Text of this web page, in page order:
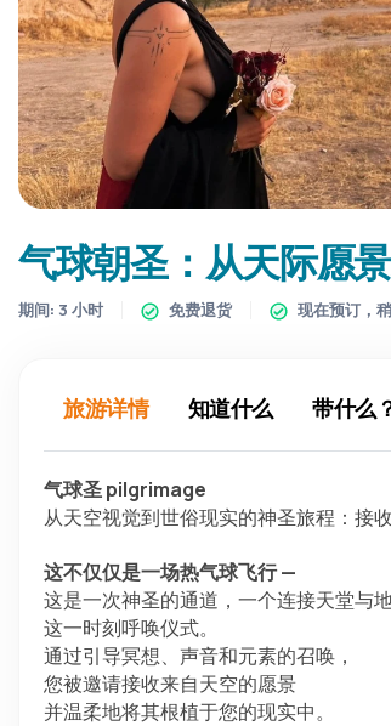
气球朝圣：从天际愿
期间: 3 小时 免费退货 现在预订，
旅游详情 知道什么 带什么
气球圣 pilgrimage
从天空视觉到世俗现实的神圣旅程：接
这不仅仅是一场热气球飞行 —
这是一次神圣的通道，一个连接天堂与地
这一时刻呼唤仪式。
通过引导冥想、声音和元素的召唤，
您被邀请接收来自天空的愿景
并温柔地将其根植于您的现实中。